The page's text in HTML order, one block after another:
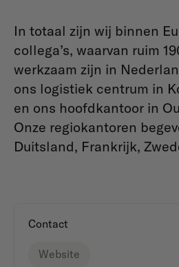
In totaal zijn wij binnen
collega’s, waarvan ruim
werkzaam zijn in
ons logistiek centrum in
en ons hoofdkantoor in
Onze regiokantoren
Duitsland, Frankrijk,
Contact
Website